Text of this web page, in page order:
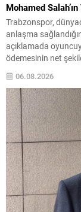
Mohamed
Trabzonspor,
anlaşma
açıklamada
ödemesinin net
7.000.000 EUR
06.08.2026